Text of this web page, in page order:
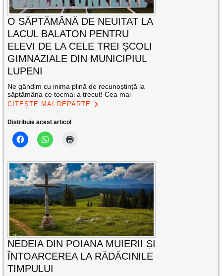
O SĂPTĂMÂNĂ DE NEUITAT LA
LACUL BALATON PENTRU
ELEVI DE LA CELE TREI ȘCOLI
GIMNAZIALE DIN MUNICIPIUL
LUPENI
Ne gândim cu inima plină de recunoștință la
săptămâna ce tocmai a trecut! Cea mai
CITEȘTE MAI DEPARTE
Distribuie acest articol
NEDEIA DIN POIANA MUIERII ȘI
ÎNTOARCEREA LA RĂDĂCINILE
TIMPULUI